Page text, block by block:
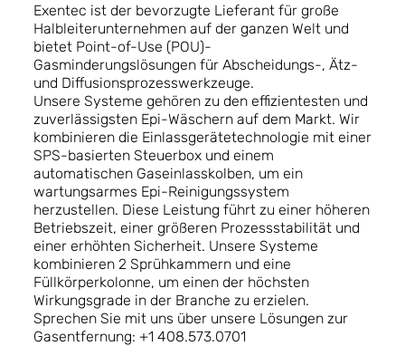
Exentec ist der bevorzugte Lieferant für große
Halbleiterunternehmen auf der ganzen Welt und
bietet Point-of-Use (POU)-
Gasminderungslösungen für Abscheidungs-, Ätz-
und Diffusionsprozesswerkzeuge.
Unsere Systeme gehören zu den effizientesten und
zuverlässigsten Epi-Wäschern auf dem Markt. Wir
kombinieren die Einlassgerätetechnologie mit einer
SPS-basierten Steuerbox und einem
automatischen Gaseinlasskolben, um ein
wartungsarmes Epi-Reinigungssystem
herzustellen. Diese Leistung führt zu einer höheren
Betriebszeit, einer größeren Prozessstabilität und
einer erhöhten Sicherheit. Unsere Systeme
kombinieren 2 Sprühkammern und eine
Füllkörperkolonne, um einen der höchsten
Wirkungsgrade in der Branche zu erzielen.
Sprechen Sie mit uns über unsere Lösungen zur
Gasentfernung: +1 408.573.0701